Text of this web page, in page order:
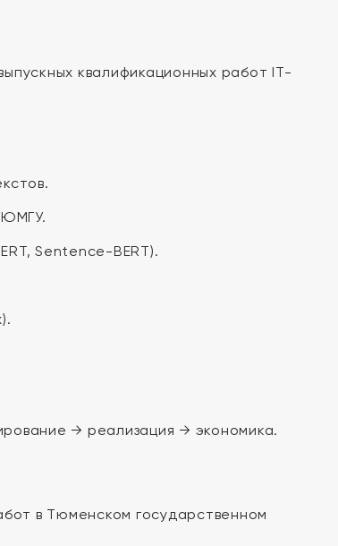
квалификационных работ IT-
Sentence-BERT).
→ реализация → экономика.
в Тюменском государственном